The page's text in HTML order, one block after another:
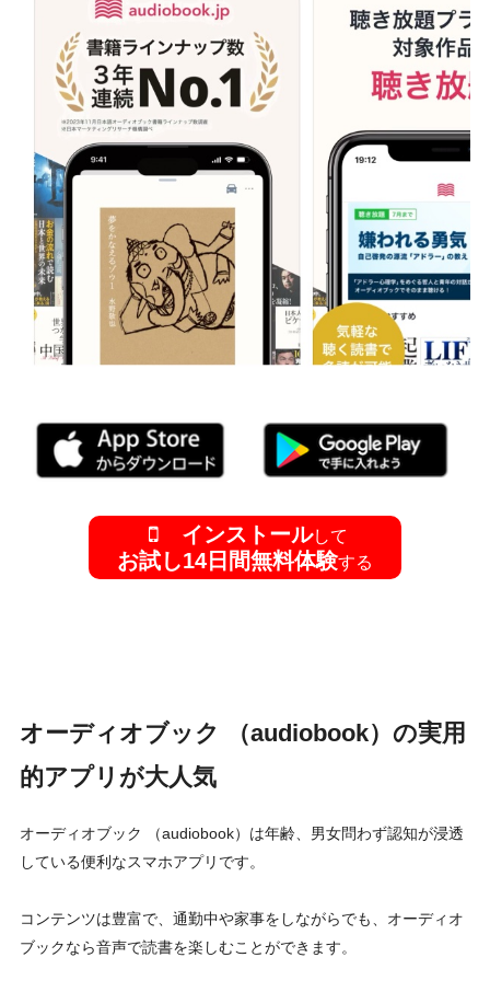
インストールして
お試し14日間無料体験する
オーディオブック （audiobook）の実用
的アプリが大人気
オーディオブック （audiobook）は年齢、男女問わず認知が浸透
している便利なスマホアプリです。
コンテンツは豊富で、通勤中や家事をしながらでも、オーディオ
ブックなら音声で読書を楽しむことができます。